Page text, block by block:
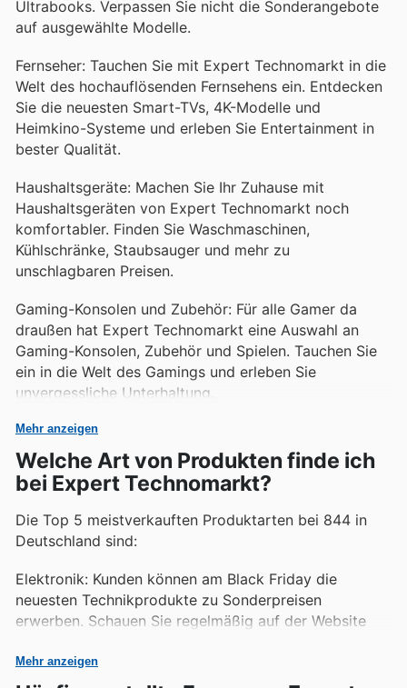
Ultrabooks. Verpassen Sie nicht die Sonderangebote
auf ausgewählte Modelle.
Fernseher: Tauchen Sie mit Expert Technomarkt in die
Welt des hochauflösenden Fernsehens ein. Entdecken
Sie die neuesten Smart-TVs, 4K-Modelle und
Heimkino-Systeme und erleben Sie Entertainment in
bester Qualität.
Haushaltsgeräte: Machen Sie Ihr Zuhause mit
Haushaltsgeräten von Expert Technomarkt noch
komfortabler. Finden Sie Waschmaschinen,
Kühlschränke, Staubsauger und mehr zu
unschlagbaren Preisen.
Gaming-Konsolen und Zubehör: Für alle Gamer da
draußen hat Expert Technomarkt eine Auswahl an
Gaming-Konsolen, Zubehör und Spielen. Tauchen Sie
ein in die Welt des Gamings und erleben Sie
unvergessliche Unterhaltung.
Mehr anzeigen
Welche Art von Produkten finde ich
bei Expert Technomarkt?
Die Top 5 meistverkauften Produktarten bei 844 in
Deutschland sind:
Elektronik: Kunden können am Black Friday die
neuesten Technikprodukte zu Sonderpreisen
erwerben. Schauen Sie regelmäßig auf der Website
wöchentlichen Prospekt zu entdecken.
Mehr anzeigen